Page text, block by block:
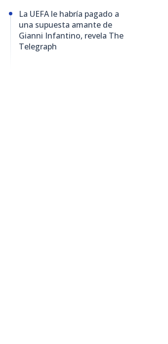
La UEFA le habría pagado a
una supuesta amante de
Gianni Infantino, revela The
Telegraph